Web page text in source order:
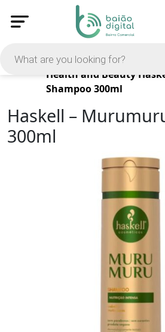
Products
Health and Beauty
Shampoo 300ml
Haskell –
300ml